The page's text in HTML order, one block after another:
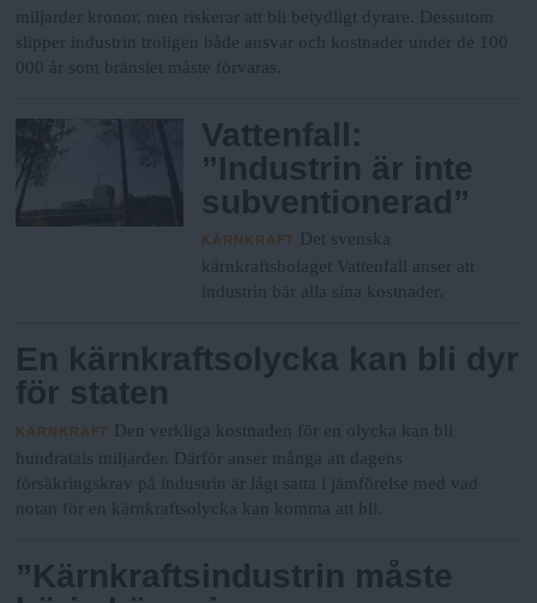
miljarder kronor, men riskerar att bli betydligt dyrare. Dessutom
slipper industrin troligen både ansvar och kostnader under de 100
000 år som bränslet måste förvaras.
Vattenfall:
”Industrin är inte
subventionerad”
KÄRNKRAFT
Det svenska
kärnkraftsbolaget Vattenfall anser att
industrin bär alla sina kostnader.
En kärnkraftsolycka kan bli dyr
för staten
KÄRNKRAFT
Den verkliga kostnaden för en olycka kan bli
hundratals miljarder. Därför anser många att dagens
försäkringskrav på industrin är lågt satta i jämförelse med vad
notan för en kärnkraftsolycka kan komma att bli.
”Kärnkraftsindustrin måste